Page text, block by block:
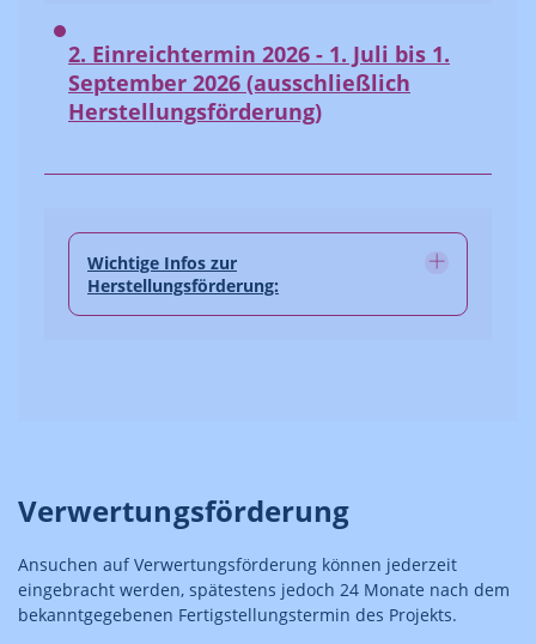
2. Einreichtermin 2026 - 1. Juli bis 1.
September 2026 (ausschließlich
Herstellungsförderung)
Wichtige Infos zur
Herstellungsförderung:
Verwertungsförderung
Ansuchen auf Verwertungsförderung können jederzeit
eingebracht werden, spätestens jedoch 24 Monate nach dem
bekanntgegebenen Fertigstellungstermin des Projekts.